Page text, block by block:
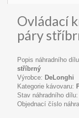
Ovládací
páry
Popis náhradního
stříbrný
Výrobce: DeLonghi
Kategorie kávovaru:
Stav náhradního dílu:
Objednací číslo